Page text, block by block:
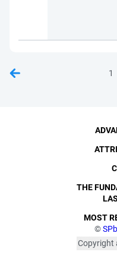
1
©
Copyright
THE
MOST